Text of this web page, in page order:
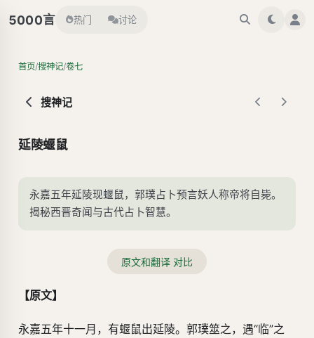
5000言 热门 讨论
首页/搜神记/卷七
搜神记
延陵蝘鼠
永嘉五年延陵现蝘鼠，郭璞占卜预言妖人称帝将自毙。
揭秘西晋奇闻与古代占卜智慧。
原文和翻译 对比
【原文】
永嘉五年十一月，有蝘鼠出延陵。郭璞筮之，遇“临”之